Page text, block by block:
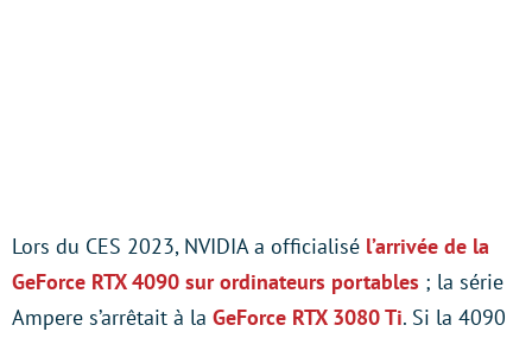
Lors du CES 2023, NVIDIA a officialisé l’arrivée de la
GeForce RTX 4090 sur ordinateurs portables ; la série
Ampere s’arrêtait à la GeForce RTX 3080 Ti. Si la 4090